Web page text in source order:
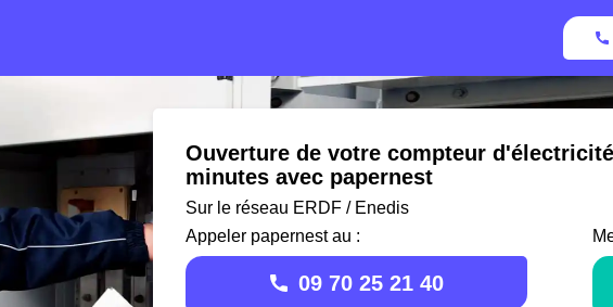
Ouverture de votre compteur
minutes avec papernest
Sur le réseau ERDF / Enedis
Appeler papernest au :
09 70 25 21 40